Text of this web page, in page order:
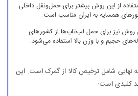
از این روش بیشتر برای حمل‌ونقل داخلی
همسایه به ایران مناسب است.
نیز برای حمل لپ‌تاپ‌ها از کشورهای
حجیم و با وزن بالا استفاده می‌شود.
نهایی شامل ترخیص کالا از گمرک است. این
کلیدی است: